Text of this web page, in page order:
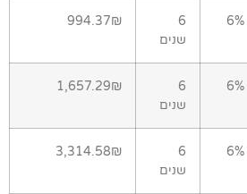
6%
6
שנים
994.37₪
6%
6
שנים
1,657.29₪
6%
6
שנים
3,314.58₪